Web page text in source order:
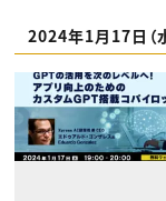
2024年1月17日（